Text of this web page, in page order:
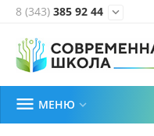
8 (343) 385 92 44 
 МЕНЮ 